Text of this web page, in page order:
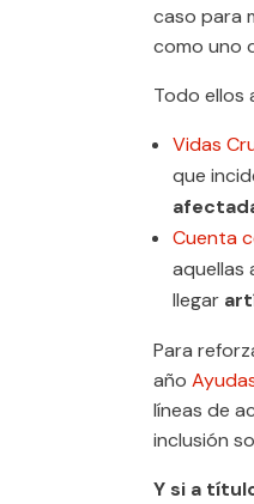
caso para
como uno
Todo ellos
Vidas
que
Cuenta
aquellas
llegar
Para
año
líneas de
inclusión
Y si a